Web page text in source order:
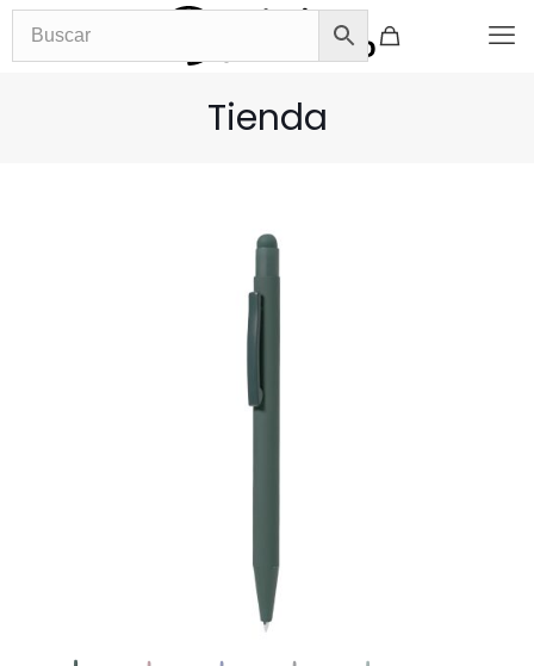
Tienda